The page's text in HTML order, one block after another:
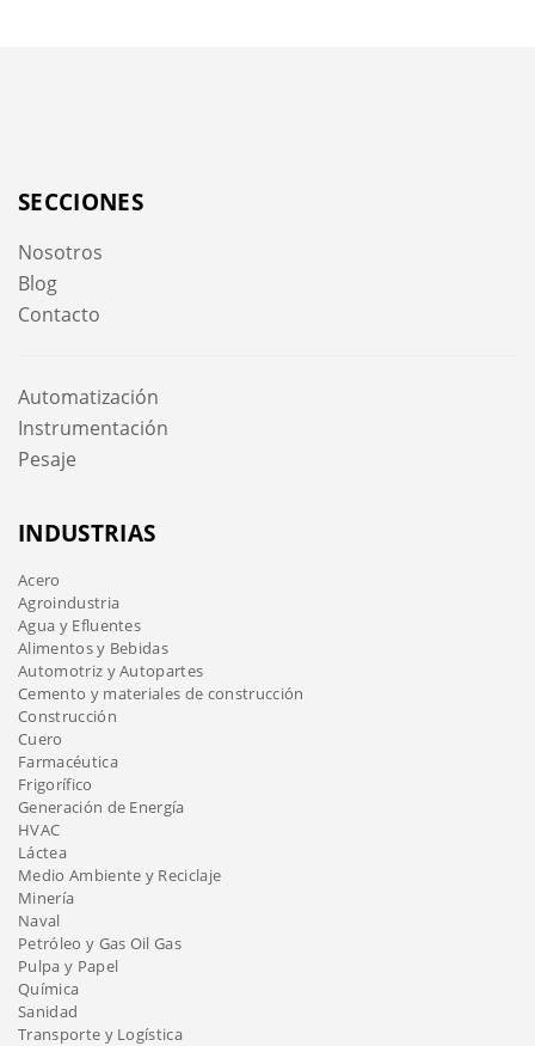
SECCIONES
Nosotros
Blog
Contacto
Automatización
Instrumentación
Pesaje
INDUSTRIAS
Acero
Agroindustria
Agua y Efluentes
Alimentos y Bebidas
Automotriz y Autopartes
Cemento y materiales de construcción
Construcción
Cuero
Farmacéutica
Frigorífico
Generación de Energía
HVAC
Láctea
Medio Ambiente y Reciclaje
Minería
Naval
Petróleo y Gas Oil Gas
Pulpa y Papel
Química
Sanidad
Transporte y Logística